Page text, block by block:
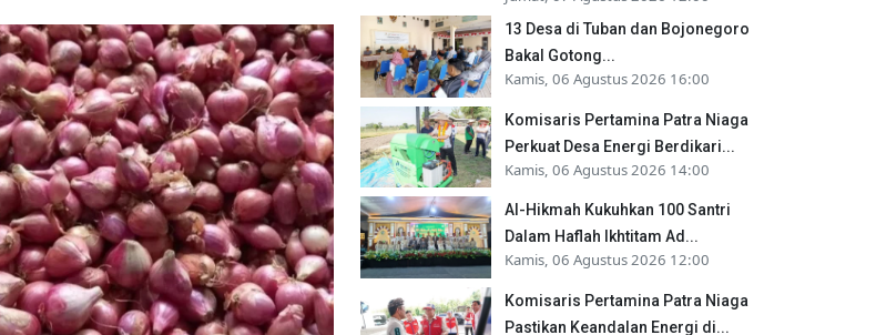
13 Desa di Tuban dan Bojonegoro
Bakal Gotong...
Kamis, 06 Agustus 2026 16:00
Komisaris Pertamina Patra Niaga
Perkuat Desa Energi Berdikari...
Kamis, 06 Agustus 2026 14:00
Al-Hikmah Kukuhkan 100 Santri
Dalam Haflah Ikhtitam Ad...
Kamis, 06 Agustus 2026 12:00
Komisaris Pertamina Patra Niaga
Pastikan Keandalan Energi di...